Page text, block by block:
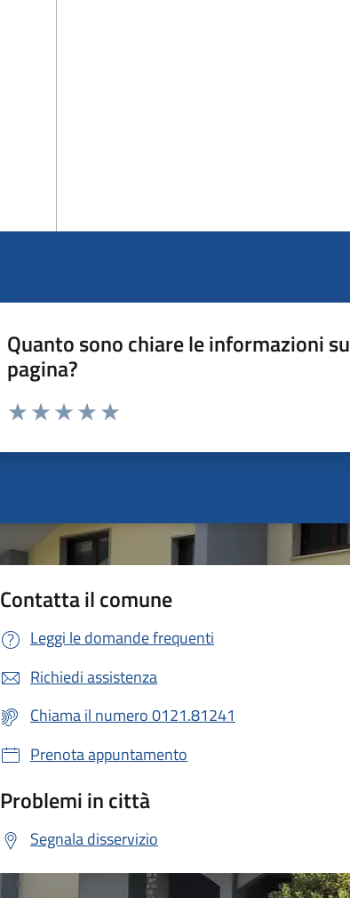
Quanto sono chiare le informazioni
pagina?
Valuta da 1 a 5 stelle la pagina
Contatta il comune
Leggi le domande frequenti
Richiedi assistenza
Chiama il numero 0121.81241
Prenota appuntamento
Problemi in città
Segnala disservizio